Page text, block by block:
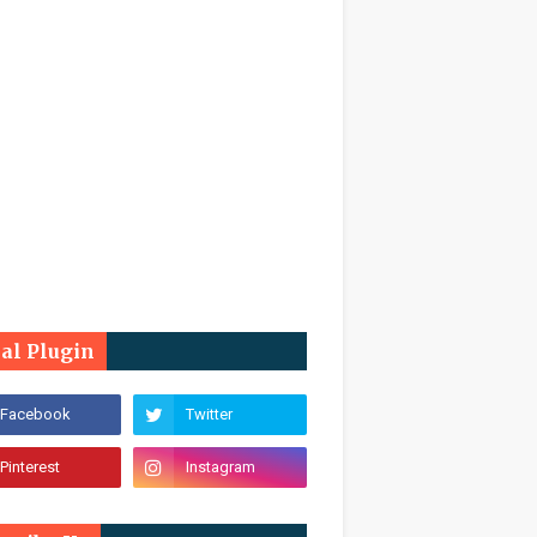
Plugin